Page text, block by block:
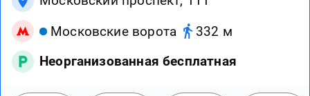
Московские ворота
332 м
Неорганизованная бесплатная